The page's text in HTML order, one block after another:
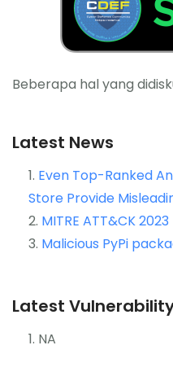
Beberapa hal yang
Latest News
Even Top-Ranked
Store Provide
MITRE ATT&CK
Malicious PyPi
Latest
NA